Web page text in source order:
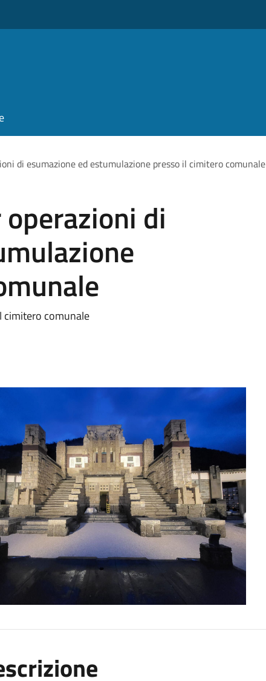
di esumazione ed estumulazione presso il cimitero comunale
di
cimitero comunale